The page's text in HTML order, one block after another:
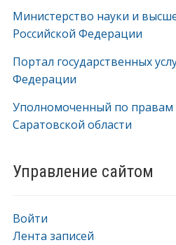
Министерство науки и
Российской Федерации
Портал государственных
Федерации
Уполномоченный по правам
Саратовской области
Управление сайтом
Войти
Лента записей